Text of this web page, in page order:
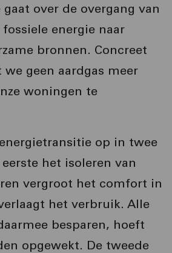
over de overgang van
energie naar
bronnen. Concreet
geen aardgas meer
woningen te
op in twee
het isoleren van
vergroot het comfort in
het verbruik. Alle
besparen, hoeft
opgewekt. De tweede